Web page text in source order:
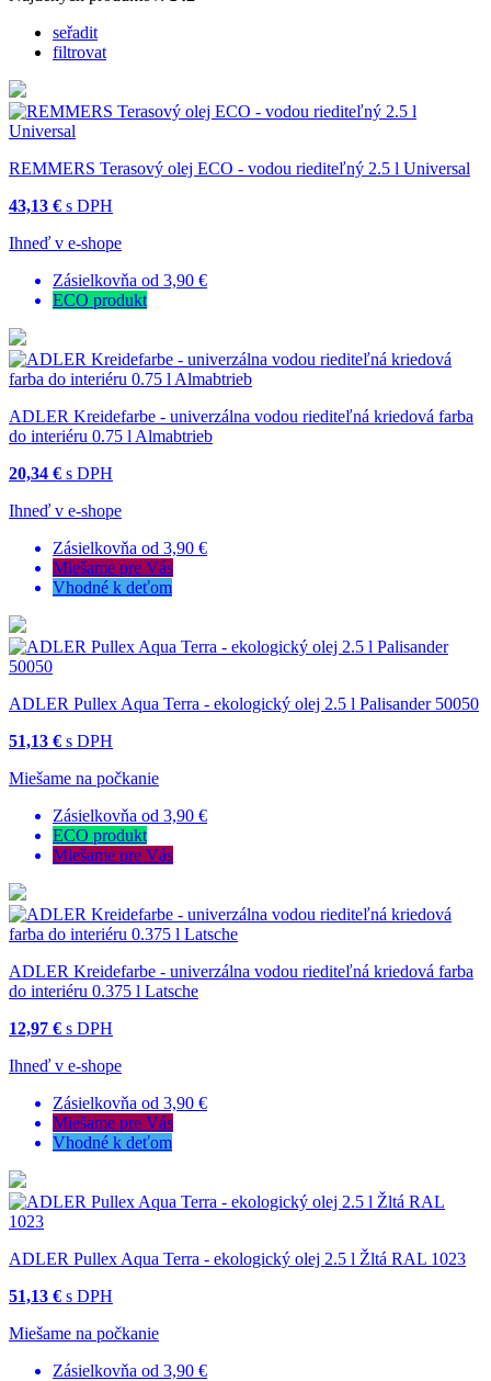
seřadit
filtrovat
REMMERS Terasový olej ECO - vodou riediteľný 2.5 l Universal
43,13 € s DPH
Ihneď v e-shope
Zásielkovňa od 3,90 €
ECO produkt
ADLER Kreidefarbe - univerzálna vodou riediteľná kriedová farba
do interiéru 0.75 l Almabtrieb
20,34 € s DPH
Ihneď v e-shope
Zásielkovňa od 3,90 €
Miešame pre Vás
Vhodné k deťom
ADLER Pullex Aqua Terra - ekologický olej 2.5 l Palisander 50050
51,13 € s DPH
Miešame na počkanie
Zásielkovňa od 3,90 €
ECO produkt
Miešame pre Vás
ADLER Kreidefarbe - univerzálna vodou riediteľná kriedová farba
do interiéru 0.375 l Latsche
12,97 € s DPH
Ihneď v e-shope
Zásielkovňa od 3,90 €
Miešame pre Vás
Vhodné k deťom
ADLER Pullex Aqua Terra - ekologický olej 2.5 l Žltá RAL 1023
51,13 € s DPH
Miešame na počkanie
Zásielkovňa od 3,90 €